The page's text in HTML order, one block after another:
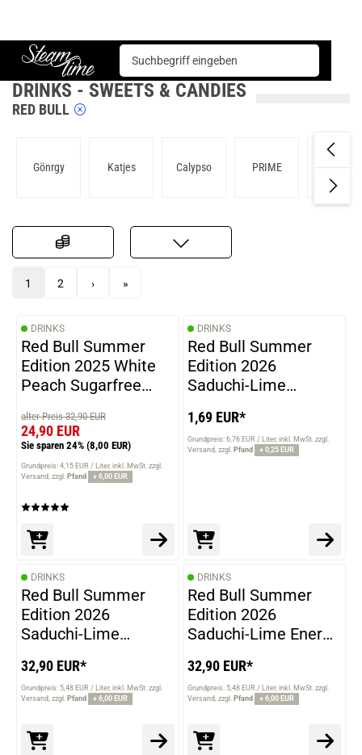
Steam time
Sweets & Candies Drinks
DRINKS - SWEETS & CANDIES
RED BULL
Gönrgy Katjes Calypso PRIME
1 2 › »
DRINKS
Red Bull Summer
Edition 2025 White
Peach Sugarfree
250ml MHD 22-03-
2026
alter Preis 32,90 EUR
24,90 EUR
Sie sparen 24% (8,00 EUR)
Grundpreis: 4,15 EUR / Liter inkl. MwSt. zzgl.
Versand zzgl. Pfand + 6,00 EUR
DRINKS
Red Bull Summer
Edition 2026
Saduchi-Lime
Drink 250ml
1,69 EUR*
Grundpreis: 6,76 EUR / Liter inkl. MwSt. zzgl.
Versand zzgl. Pfand + 0,25 EUR
DRINKS
Red Bull Summer
Edition 2026
Saduchi-Lime
Drink 24x 250ml
32,90 EUR*
Grundpreis: 5,48 EUR / Liter inkl. MwSt. zzgl.
Versand zzgl. Pfand + 6,00 EUR
DRINKS
Red Bull Summer
Edition 2026
Saduchi-Lime Energy
32,90 EUR*
Grundpreis: 5,48 EUR / Liter inkl. MwSt. zzgl.
Versand zzgl. Pfand + 6,00 EUR